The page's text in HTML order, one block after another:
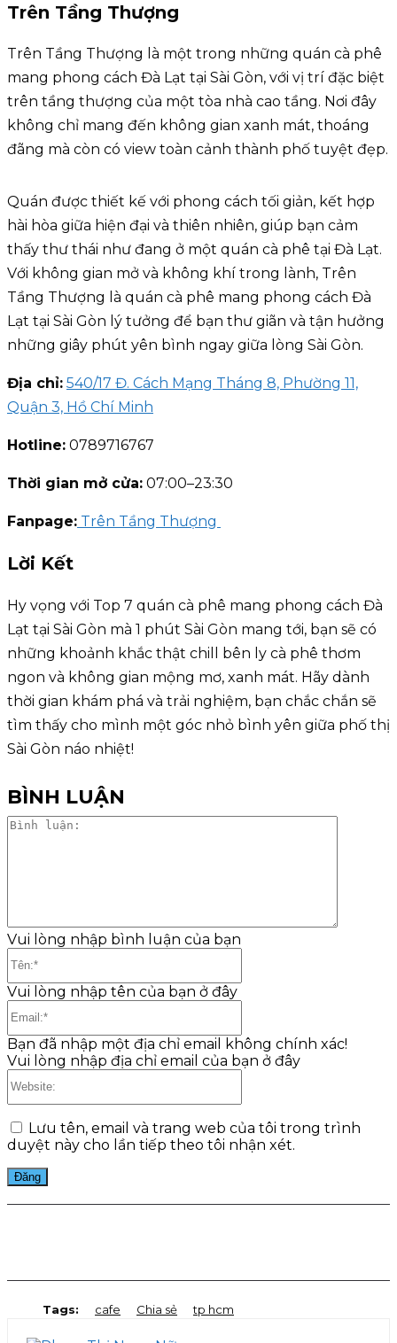
Trên Tầng Thượng
Trên Tầng Thượng là một trong những quán cà phê
mang phong cách Đà Lạt tại Sài Gòn, với vị trí đặc biệt
trên tầng thượng của một tòa nhà cao tầng. Nơi đây
không chỉ mang đến không gian xanh mát, thoáng
đãng mà còn có view toàn cảnh thành phố tuyệt đẹp.
Quán được thiết kế với phong cách tối giản, kết hợp
hài hòa giữa hiện đại và thiên nhiên, giúp bạn cảm
thấy thư thái như đang ở một quán cà phê tại Đà Lạt.
Với không gian mở và không khí trong lành, Trên
Tầng Thượng là quán cà phê mang phong cách Đà
Lạt tại Sài Gòn lý tưởng để bạn thư giãn và tận hưởng
những giây phút yên bình ngay giữa lòng Sài Gòn.
Địa chỉ: 540/17 Đ. Cách Mạng Tháng 8, Phường 11,
Quận 3, Hồ Chí Minh
Hotline: 0789716767
Thời gian mở cửa: 07:00–23:30
Fanpage: Trên Tầng Thượng
Lời Kết
Hy vọng với Top 7 quán cà phê mang phong cách Đà
Lạt tại Sài Gòn mà 1 phút Sài Gòn mang tới, bạn sẽ có
những khoảnh khắc thật chill bên ly cà phê thơm
ngon và không gian mộng mơ, xanh mát. Hãy dành
thời gian khám phá và trải nghiệm, bạn chắc chắn sẽ
tìm thấy cho mình một góc nhỏ bình yên giữa phố thị
Sài Gòn náo nhiệt!
BÌNH LUẬN
Vui lòng nhập bình luận của bạn
Vui lòng nhập tên của bạn ở đây
Bạn đã nhập một địa chỉ email không chính xác!
Vui lòng nhập địa chỉ email của bạn ở đây
Lưu tên, email và trang web của tôi trong trình
duyệt này cho lần tiếp theo tôi nhận xét.
Tags: cafe Chia sẻ tp hcm